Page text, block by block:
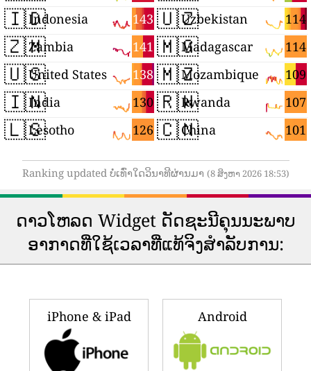
🇮🇩 143
Indonesia
🇿🇲 141
Zambia
🇺🇸 138
United States
🇮🇳 130
India
🇱🇸 126
Lesotho
🇺🇿 114
Uzbekistan
🇲🇬 114
Madagascar
🇲🇿 109
Mozambique
🇷🇼 107
Rwanda
🇨🇳 101
China
Ranking updated ບໍ່ເທົ່າໃດວິນາທີຜ່ານມາ (8 ສິງຫາ 2026 18:53)
ດາວ​ໂຫລດ Widget ດັດ​ຊະ​ນີ​ຄຸນ​ນະ​ພາບ​
ອາ​ກາດ​ທີ່​ໃຊ້​ເວ​ລາ​ທີ່​ແທ້​ຈິງ​ສໍາ​ລັບ​ການ​:
iPhone & iPad Android